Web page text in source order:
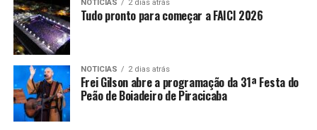
NOTICIAS 2 dias atrás
Tudo pronto para começar a FAICI 2026
NOTICIAS 2 dias atrás
Frei Gilson abre a programação da 31ª Festa do
Peão de Boiadeiro de Piracicaba